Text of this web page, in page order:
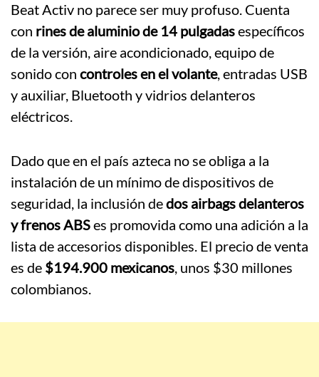
Beat Activ no parece ser muy profuso. Cuenta
con rines de aluminio de 14 pulgadasespecíficos
de la versión, aire acondicionado, equipo de
sonido con controles en el volante, entradas USB
y auxiliar, Bluetooth y vidrios delanteros
eléctricos.
Dado que en el país azteca no se obliga a la
instalación de un mínimo de dispositivos de
seguridad, la inclusión dedos airbags delanteros
y frenos ABSes promovida como una adición a la
lista de accesorios disponibles. El precio de venta
es de $194.900 mexicanos, unos $30 millones
colombianos.